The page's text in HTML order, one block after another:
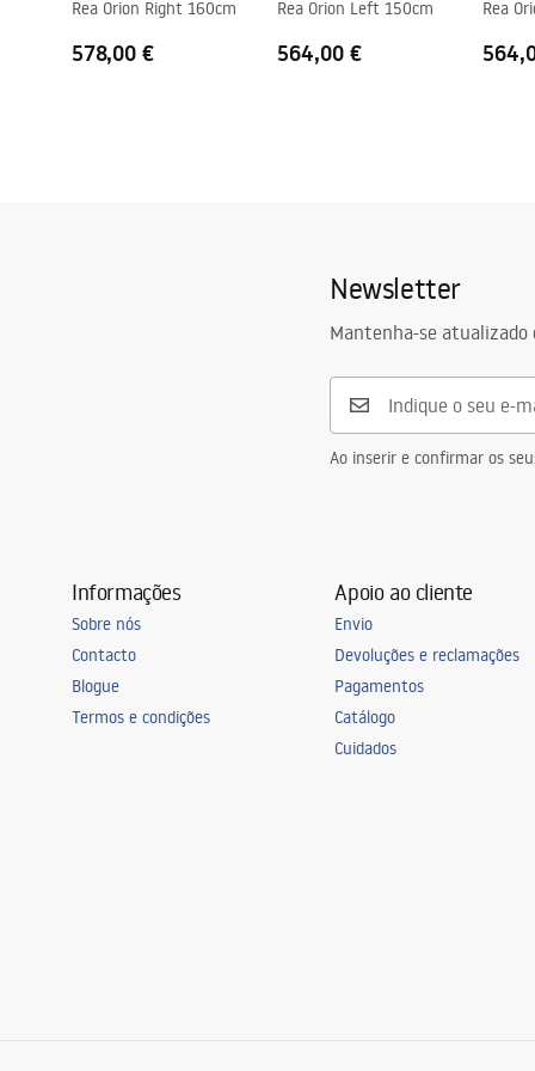
Rea Orion Right 160cm
578,00 €
Rea Orion Left 150cm
564,00 €
Rea
Newsletter
Mantenha-se atualizado
Ao inserir e confirmar os
Informações
Sobre nós
Contacto
Blogue
Termos e condições
Apoio ao cliente
Envio
Devoluções e reclamações
Pagamentos
Catálogo
Cuidados